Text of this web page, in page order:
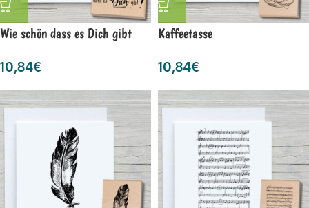
Wie schön dass es Dich gibt
10,84€
Kaffeetasse
10,84€